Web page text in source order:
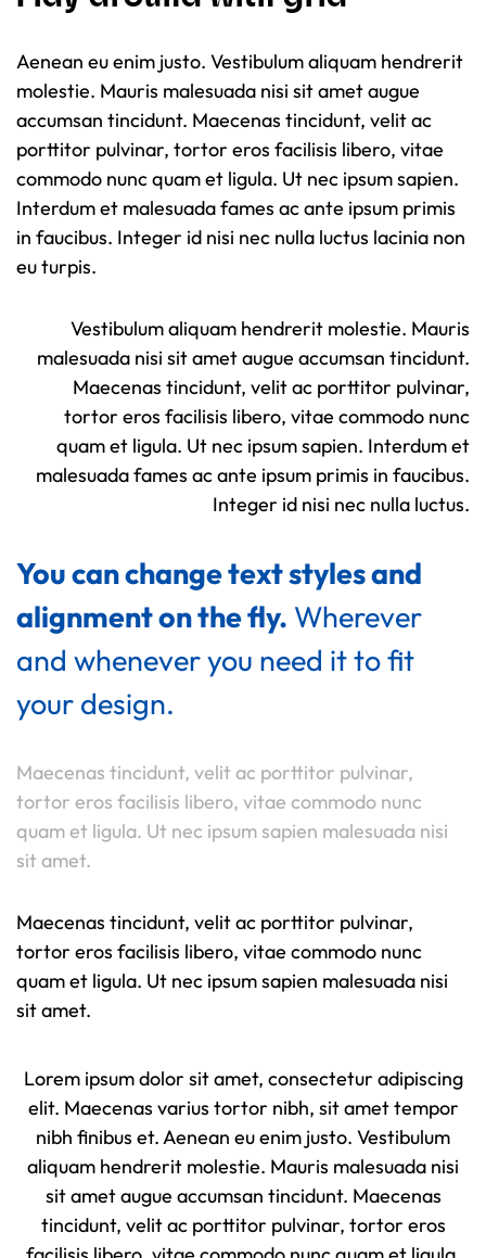
Aenean eu enim justo. Vestibulum aliquam hendrerit
molestie. Mauris malesuada nisi sit amet augue
accumsan tincidunt. Maecenas tincidunt, velit ac
porttitor pulvinar, tortor eros facilisis libero, vitae
commodo nunc quam et ligula. Ut nec ipsum sapien.
Interdum et malesuada fames ac ante ipsum primis
in faucibus. Integer id nisi nec nulla luctus lacinia non
eu turpis.
Vestibulum aliquam hendrerit molestie. Mauris
malesuada nisi sit amet augue accumsan tincidunt.
Maecenas tincidunt, velit ac porttitor pulvinar,
tortor eros facilisis libero, vitae commodo nunc
quam et ligula. Ut nec ipsum sapien. Interdum et
malesuada fames ac ante ipsum primis in faucibus.
Integer id nisi nec nulla luctus.
You can change text styles and
alignment on the fly. Wherever
and whenever you need it to fit
your design.
Maecenas tincidunt, velit ac porttitor pulvinar,
tortor eros facilisis libero, vitae commodo nunc
quam et ligula. Ut nec ipsum sapien malesuada nisi
sit amet.
Maecenas tincidunt, velit ac porttitor pulvinar,
tortor eros facilisis libero, vitae commodo nunc
quam et ligula. Ut nec ipsum sapien malesuada nisi
sit amet.
Lorem ipsum dolor sit amet, consectetur adipiscing
elit. Maecenas varius tortor nibh, sit amet tempor
nibh finibus et. Aenean eu enim justo. Vestibulum
aliquam hendrerit molestie. Mauris malesuada nisi
sit amet augue accumsan tincidunt. Maecenas
tincidunt, velit ac porttitor pulvinar, tortor eros